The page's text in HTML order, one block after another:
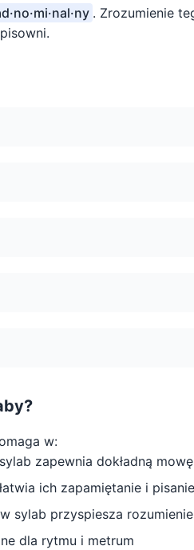
. Zrozumienie
w:
zapewnia dokładną mowę
ich zapamiętanie i pisanie
sylab przyspiesza rozumienie
dla rytmu i metrum